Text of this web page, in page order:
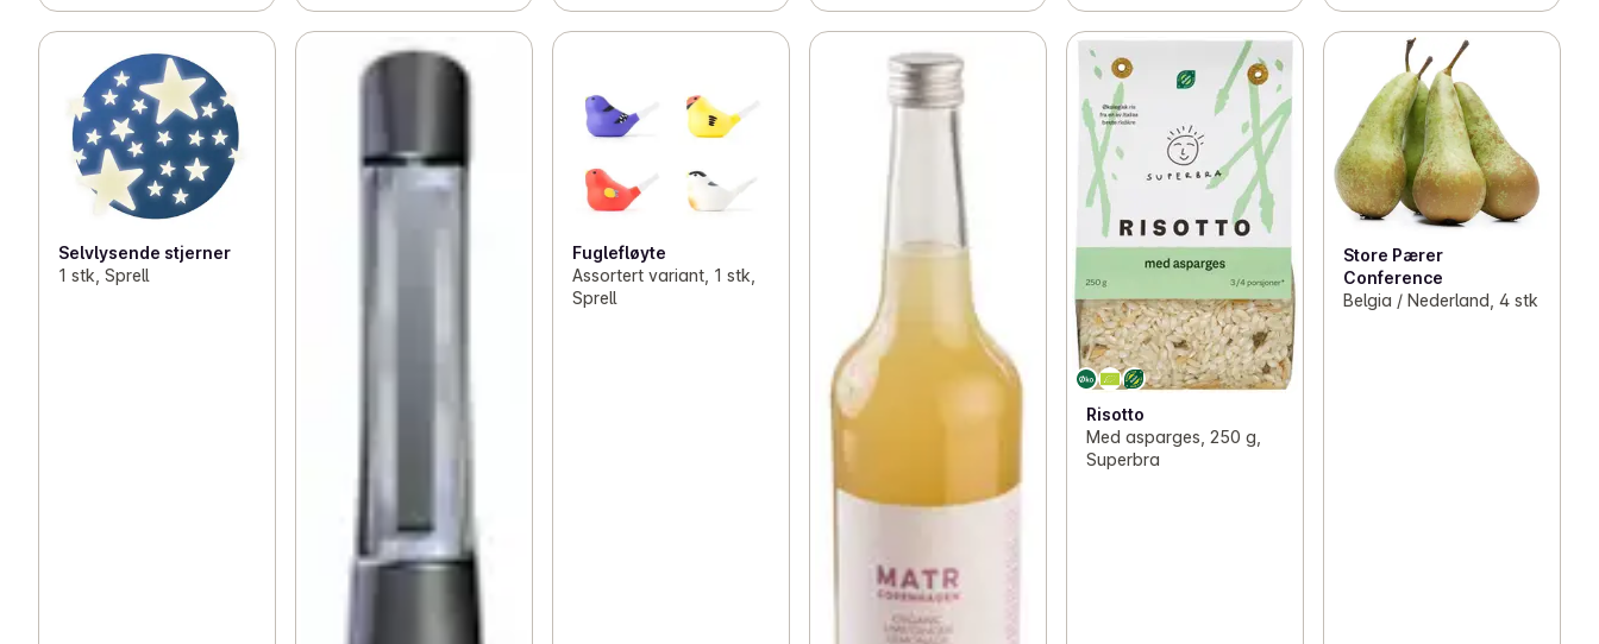
Selvlysende stjerner
1 stk, Sprell
Fuglefløyte
Assortert variant, 1 stk,
Sprell
Risotto
Med asparges, 250 g,
Superbra
Store Pærer
Conference
Belgia / Nederland, 4 stk